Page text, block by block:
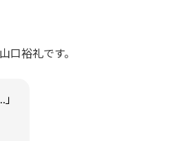
口裕礼です。